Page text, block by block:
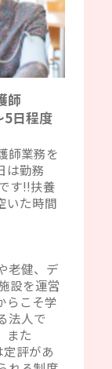
師
日程度
師業務を
は勤務
す‼扶養
いた時間
老健、デ
設を運営
らこそ学
法人で
また
評があ